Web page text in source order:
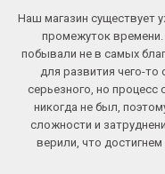
Наш магазин существует
промежуток
побывали не в самых
для развития чего-то
серьезного, но процесс
никогда не был,
сложности и
верили, что